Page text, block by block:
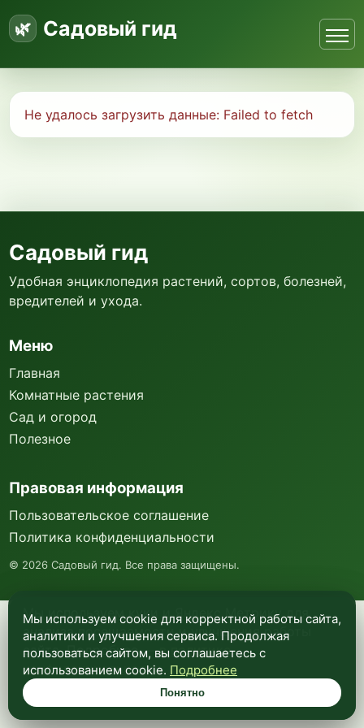
Садовый гид
Не удалось загрузить данные: Failed to fetch
Мы используем куки и Яндекс Метрику для
анализа посещаемости и улучшения работы
сайта. Подробнее —в политике
конфиденциальности.
Понятно
Садовый гид
Удобная энциклопедия растений, сортов, болезней,
вредителей и ухода.
Меню
Главная
Комнатные растения
Сад и огород
Полезное
Правовая информация
Пользовательское соглашение
Политика конфиденциальности
© 2026 Садовый гид. Все права защищены.
Мы используем cookie для корректной работы сайта,
аналитики и улучшения сервиса. Продолжая
пользоваться сайтом, вы соглашаетесь с
использованием cookie. Подробнее
Понятно